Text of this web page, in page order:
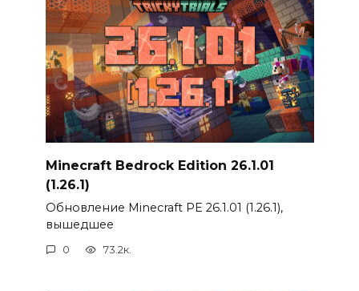
Minecraft Bedrock Edition 26.1.01
(1.26.1)
Обновление Minecraft PE 26.1.01 (1.26.1),
вышедшее
0 73.2к.